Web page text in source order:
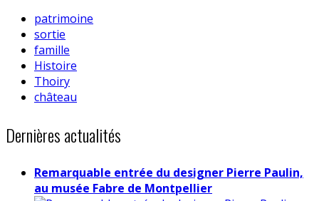
patrimoine
sortie
famille
Histoire
Thoiry
château
Dernières actualités
Remarquable entrée du designer Pierre Paulin,
au musée Fabre de Montpellier